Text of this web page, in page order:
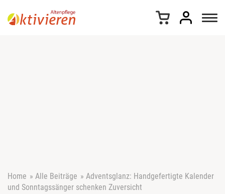
Home » Alle Beiträge » Adventsglanz: Handgefertigte Kalender
und Sonntagssänger schenken Zuversicht